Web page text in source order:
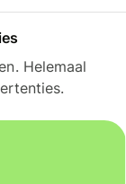
Helemaal